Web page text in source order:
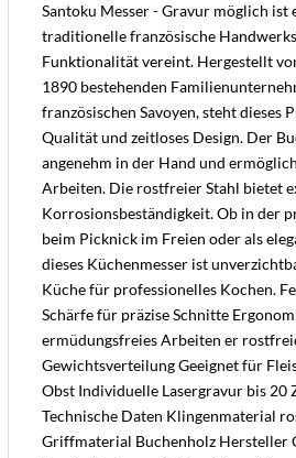
Santoku Messer - Gravur möglich ist
traditionelle französische
Funktionalität vereint. Hergestellt
1890 bestehenden
französischen Savoyen, steht dieses
Qualität und zeitloses Design. Der
angenehm in der Hand und
Arbeiten. Die rostfreier Stahl bietet
Korrosionsbeständigkeit. Ob in der
beim Picknick im Freien oder als
dieses Küchenmesser ist
Küche für professionelles Kochen.
Schärfe für präzise Schnitte
ermüdungsfreies Arbeiten er
Gewichtsverteilung Geeignet für
Obst Individuelle Lasergravur bis 20
Technische Daten Klingenmaterial
Griffmaterial Buchenholz Hersteller